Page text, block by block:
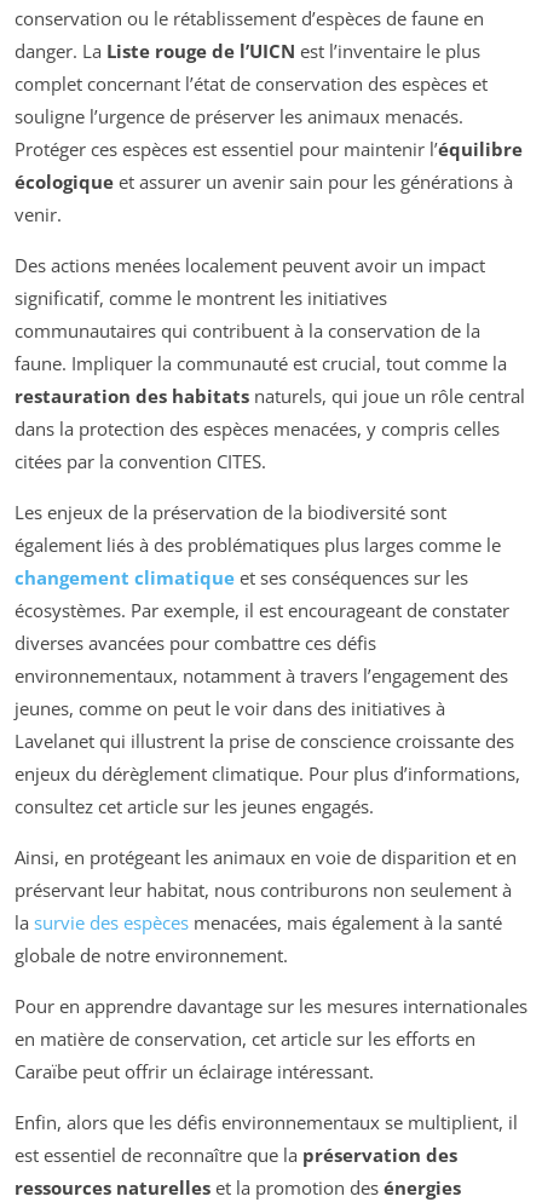
conservation ou le rétablissement d’espèces de faune en
danger. La Liste rouge de l’UICN est l’inventaire le plus
complet concernant l’état de conservation des espèces et
souligne l’urgence de préserver les animaux menacés.
Protéger ces espèces est essentiel pour maintenir l’équilibre
écologique et assurer un avenir sain pour les générations à
venir.
Des actions menées localement peuvent avoir un impact
significatif, comme le montrent les initiatives
communautaires qui contribuent à la conservation de la
faune. Impliquer la communauté est crucial, tout comme la
restauration des habitats naturels, qui joue un rôle central
dans la protection des espèces menacées, y compris celles
citées par la convention CITES.
Les enjeux de la préservation de la biodiversité sont
également liés à des problématiques plus larges comme le
changement climatique et ses conséquences sur les
écosystèmes. Par exemple, il est encourageant de constater
diverses avancées pour combattre ces défis
environnementaux, notamment à travers l’engagement des
jeunes, comme on peut le voir dans des initiatives à
Lavelanet qui illustrent la prise de conscience croissante des
enjeux du dérèglement climatique. Pour plus d’informations,
consultez cet article sur les jeunes engagés.
Ainsi, en protégeant les animaux en voie de disparition et en
préservant leur habitat, nous contriburons non seulement à
la survie des espèces menacées, mais également à la santé
globale de notre environnement.
Pour en apprendre davantage sur les mesures internationales
en matière de conservation, cet article sur les efforts en
Caraïbe peut offrir un éclairage intéressant.
Enfin, alors que les défis environnementaux se multiplient, il
est essentiel de reconnaître que la préservation des
ressources naturelles et la promotion des énergies